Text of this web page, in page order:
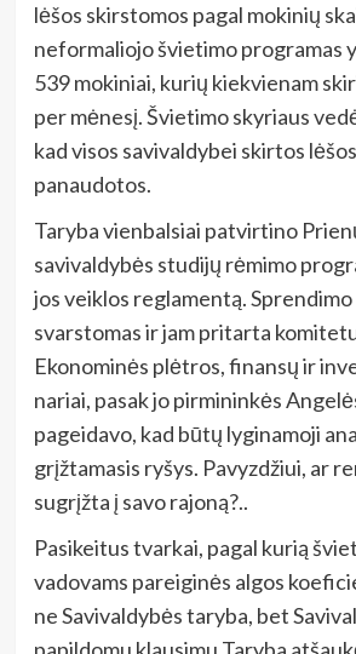
lėšos skirstomos pagal mokinių
neformaliojo švietimo programas
539 mokiniai, kurių kiekvienam
per mėnesį. Švietimo skyriaus
kad visos savivaldybei skirtos
panaudotos.
Taryba vienbalsiai patvirtino
savivaldybės studijų rėmimo
jos veiklos reglamentą.
svarstomas ir jam pritarta
Ekonominės plėtros, finansų ir
nariai, pasak jo pirmininkės
pageidavo, kad būtų lyginamoji
grįžtamasis ryšys. Pavyzdžiui, ar
sugrįžta į savo rajoną?..
Pasikeitus tvarkai, pagal kurią
vadovams pareiginės algos
ne Savivaldybės taryba, bet